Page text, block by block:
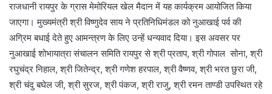
राजधानी रायपुर के ग्रास मेमोरियल खेल मैदान में यह कार्यक्रम आयोजित किया
जाएगा। मुख्यमंत्री श्री विष्णुदेव साय ने प्रतिनिधिमंडल को नुआखाई पर्व की
अग्रिम बधाई देते हुए आमन्त्रण के लिए उन्हें धन्यवाद दिया। इस अवसर पर
नुआखाई शोभायात्रा संचालन समिति रायपुर से श्री प्रताप, श्री गोपाल सोना, श्री
रघुचंद्र निहाल, श्री जितेन्द्र, श्री गणेश हरपाल, श्री वैष्णव, श्री भरत छुरा जी,
श्री चंदु बघेल जी, श्री सुरज, श्री पंकज, श्री राजु, श्री रमन ताण्डी उपस्थित रहे